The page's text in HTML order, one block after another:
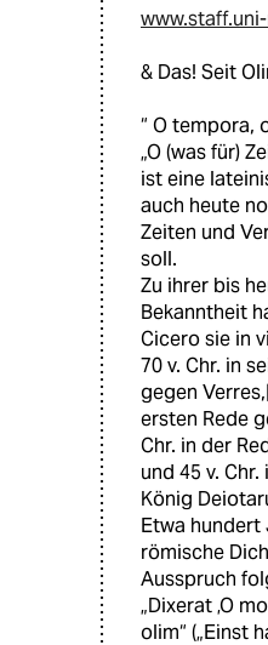
& Das! Seit
“ O tempora,
„O (was für)
ist eine
auch heute
Zeiten und
soll.
Zu ihrer bis
Bekanntheit
Cicero sie in
70 v. Chr. in
gegen
ersten Rede
Chr. in der
und 45 v.
König
Etwa
römische
Ausspruch
„Dixerat ‚O
olim“ („Einst